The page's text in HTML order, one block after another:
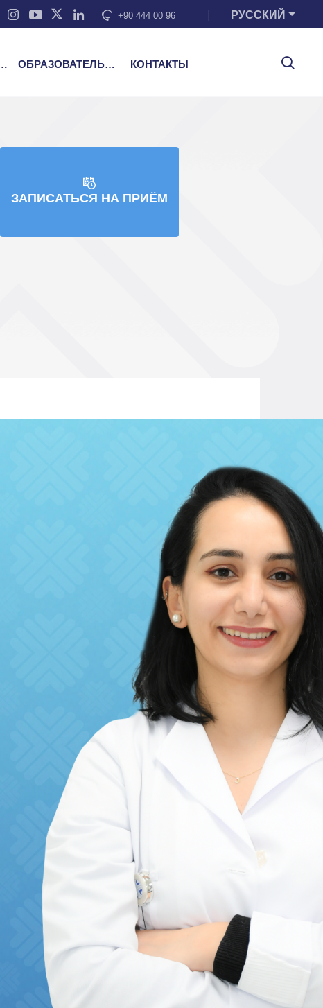
+90 444 00 96 РУССКИЙ
ОБРАЗОВАТЕЛЬНЫЕ УСЛУГИ КОНТАКТЫ
ЗАПИСАТЬСЯ НА ПРИЁМ